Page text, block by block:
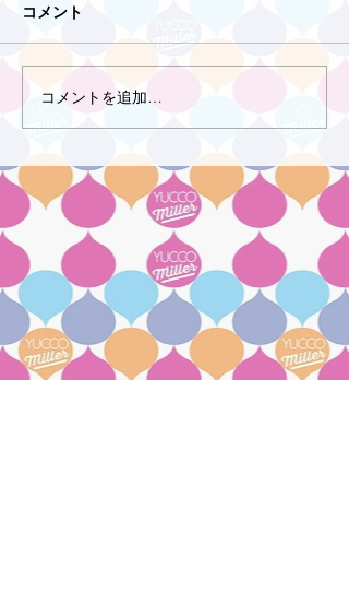
コメント
コメントを追加…